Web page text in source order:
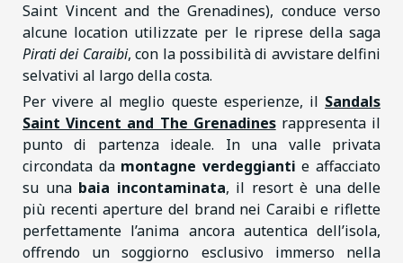
Saint Vincent and the Grenadines), conduce verso
alcune location utilizzate per le riprese della saga
Pirati dei Caraibi, con la possibilità di avvistare delfini
selvativi al largo della costa.
Per vivere al meglio queste esperienze, il Sandals
Saint Vincent and The Grenadinesrappresenta il
punto di partenza ideale. In una valle privata
circondata da montagne verdeggianti e affacciato
su una baia incontaminata, il resort è una delle
più recenti aperture del brand nei Caraibi e riflette
perfettamente l’anima ancora autentica dell’isola,
offrendo un soggiorno esclusivo immerso nella